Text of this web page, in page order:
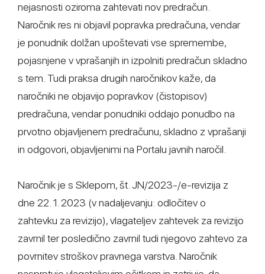
nejasnosti oziroma zahtevati nov predračun.
Naročnik res ni objavil popravka predračuna, vendar
je ponudnik dolžan upoštevati vse spremembe,
pojasnjene v vprašanjih in izpolniti predračun skladno
s tem. Tudi praksa drugih naročnikov kaže, da
naročniki ne objavijo popravkov (čistopisov)
predračuna, vendar ponudniki oddajo ponudbo na
prvotno objavljenem predračunu, skladno z vprašanji
in odgovori, objavljenimi na Portalu javnih naročil.
Naročnik je s Sklepom, št. JN/2023-/e-revizija z
dne 22. 1. 2023 (v nadaljevanju: odločitev o
zahtevku za revizijo), vlagateljev zahtevek za revizijo
zavrnil ter posledično zavrnil tudi njegovo zahtevo za
povrnitev stroškov pravnega varstva. Naročnik